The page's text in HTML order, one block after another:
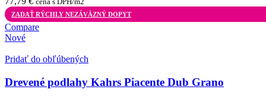
ZADAŤ RÝCHLY NEZÁVÄZNÝ DOPYT
Compare
Nové
Pridať do obľúbených
Drevené podlahy Kahrs Piacente Dub Grano